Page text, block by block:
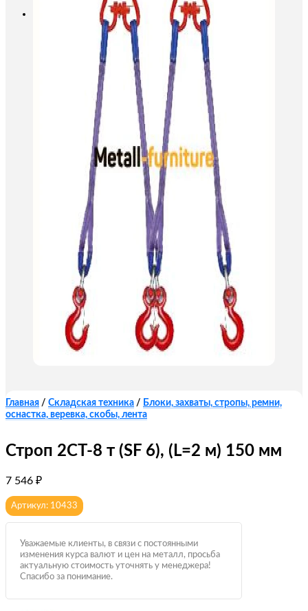
Главная / Складская техника / Блоки, захваты, стропы, ремни,
оснастка, веревка, скобы, лента
Строп 2СТ-8 т (SF 6), (L=2 м) 150 мм
7 546 ₽
Артикул: 10433
Уважаемые клиенты, в связи с постоянными
изменения курса валют и цен на металл, просьба
актуальную стоимость уточнять у менеджера!
Спасибо за понимание.